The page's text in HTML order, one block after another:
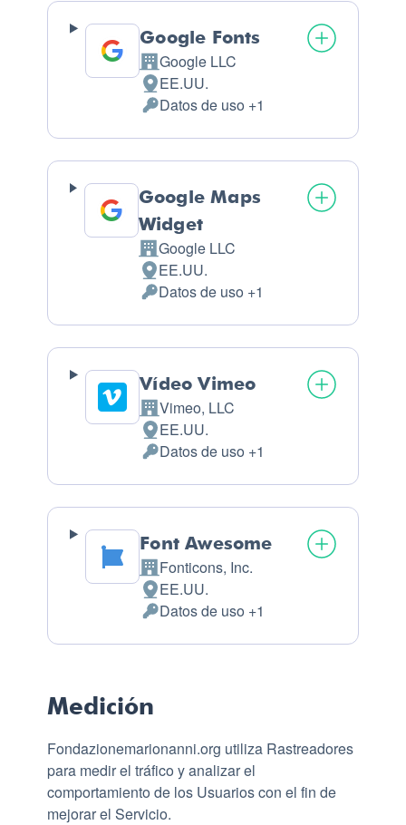
Google Fonts
Empresa:
Google LLC
Lugar de tratamiento:
EE.UU.
Datos Personales tratados:
Datos de uso +1
Google Maps
Widget
Empresa:
Google LLC
Lugar de tratamiento:
EE.UU.
Datos Personales tratados:
Datos de uso +1
Vídeo Vimeo
Empresa:
Vimeo, LLC
Lugar de tratamiento:
EE.UU.
Datos Personales tratados:
Datos de uso +1
Font Awesome
Empresa:
Fonticons, Inc.
Lugar de tratamiento:
EE.UU.
Datos Personales tratados:
Datos de uso +1
Medición
Fondazionemarionanni.org utiliza Rastreadores
para medir el tráfico y analizar el
comportamiento de los Usuarios con el fin de
mejorar el Servicio.